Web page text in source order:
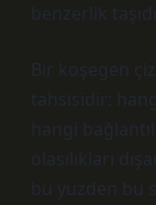
benzerlik
Bir köşegen
tahsisidir:
hangi
olasılıkları
bu yüzden bu